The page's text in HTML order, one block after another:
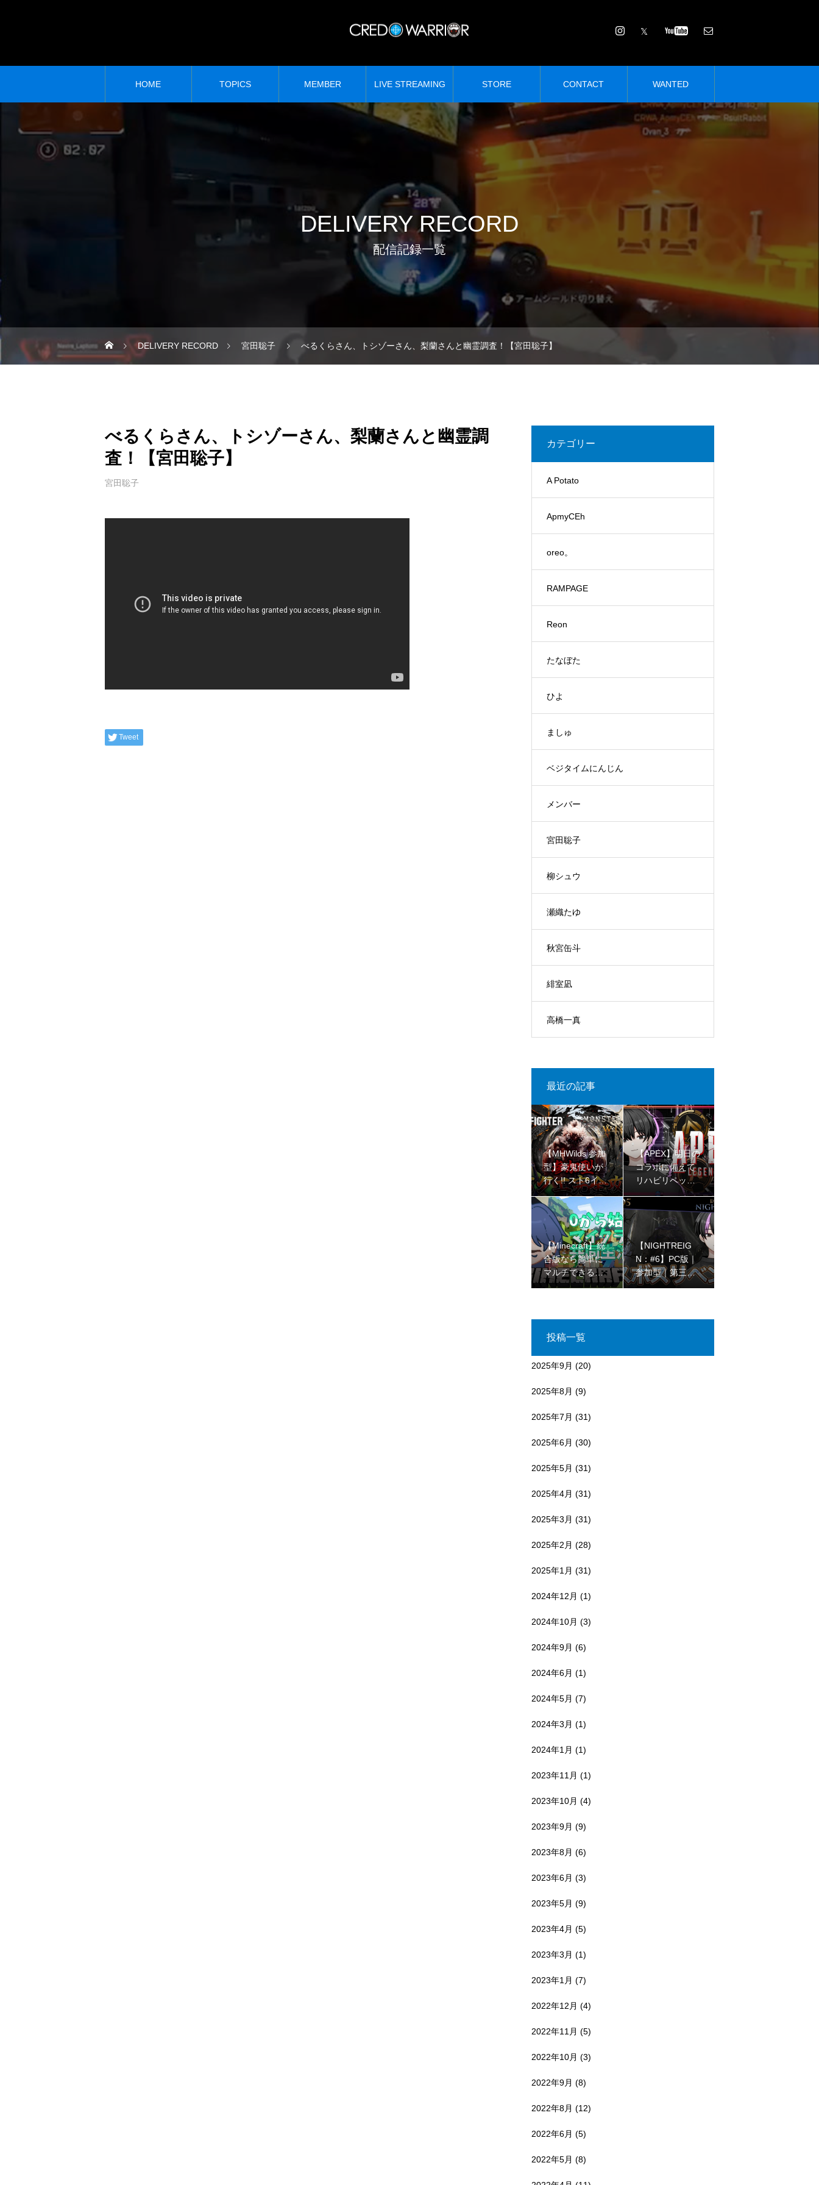
HOME TOPICS MEMBER LIVE STREAMING STORE CONTACT WANTED
DELIVERY RECORD
配信記録一覧
DELIVERY RECORD 宮田聡子 べるくらさん、トシゾーさん、梨蘭さんと幽霊調査！【宮田聡子】
べるくらさん、トシゾーさん、梨蘭さんと幽霊調
査！【宮田聡子】
宮田聡子
Tweet
カテゴリー
A Potato
ApmyCEh
oreo。
RAMPAGE
Reon
たなぼた
ひよ
ましゅ
ベジタイムにんじん
メンバー
宮田聡子
柳シュウ
瀬織たゆ
秋宮缶斗
緋室凪
高橋一真
最近の記事
【MHWilds 参加
型】豪鬼使いが
行く!! スト6イベ
ント!! ※ネタバレ
注意!!【初見さん
大歓迎 】
【APEX】明日の
コラボに備えて
リハビリペック
ス【ゴールドII
I】
【Minecraft】統
合版なら簡単に
マルチできるの
を最近知ったjava
【NIGHTREIG
N：#6】PC版｜
参加型｜第三回
ラスボスリベン
投稿一覧
2025年9月 (20)
2025年8月 (9)
2025年7月 (31)
2025年6月 (30)
2025年5月 (31)
2025年4月 (31)
2025年3月 (31)
2025年2月 (28)
2025年1月 (31)
2024年12月 (1)
2024年10月 (3)
2024年9月 (6)
2024年6月 (1)
2024年5月 (7)
2024年3月 (1)
2024年1月 (1)
2023年11月 (1)
2023年10月 (4)
2023年9月 (9)
2023年8月 (6)
2023年6月 (3)
2023年5月 (9)
2023年4月 (5)
2023年3月 (1)
2023年1月 (7)
2022年12月 (4)
2022年11月 (5)
2022年10月 (3)
2022年9月 (8)
2022年8月 (12)
2022年6月 (5)
2022年5月 (8)